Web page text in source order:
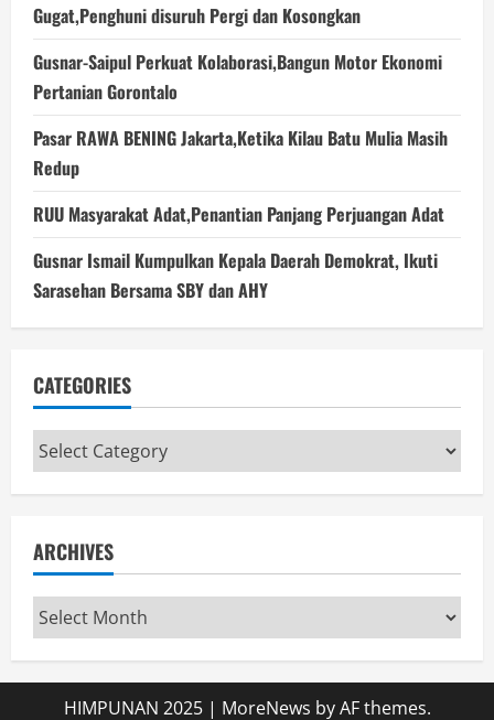
Gugat,Penghuni disuruh Pergi dan Kosongkan
Gusnar-Saipul Perkuat Kolaborasi,Bangun Motor Ekonomi
Pertanian Gorontalo
Pasar RAWA BENING Jakarta,Ketika Kilau Batu Mulia Masih
Redup
RUU Masyarakat Adat,Penantian Panjang Perjuangan Adat
Gusnar Ismail Kumpulkan Kepala Daerah Demokrat, Ikuti
Sarasehan Bersama SBY dan AHY
CATEGORIES
Categories
ARCHIVES
Archives
HIMPUNAN 2025 | MoreNews by AF themes.